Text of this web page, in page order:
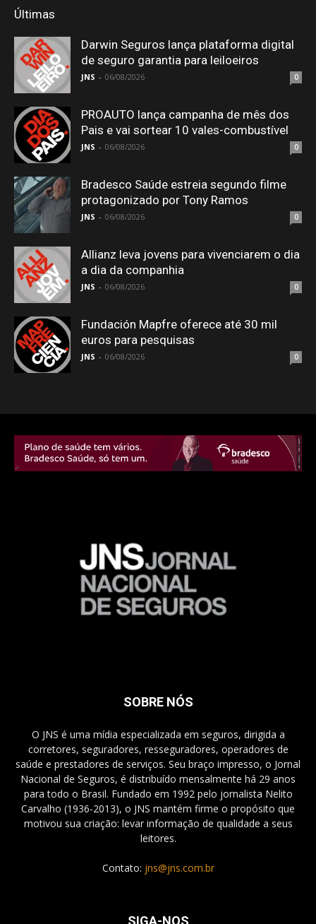
Últimas
Darwin Seguros lança plataforma digital
de seguro garantia para leiloeiros
JNS - 06/08/2026 0
PROAUTO lança campanha de mês dos
Pais e vai sortear 10 vales-combustível
JNS - 06/08/2026 0
Bradesco Saúde estreia segundo filme
protagonizado por Tony Ramos
JNS - 06/08/2026 0
Allianz leva jovens para vivenciarem o dia
a dia da companhia
JNS - 06/08/2026 0
Fundación Mapfre oferece até 30 mil
euros para pesquisas
JNS - 06/08/2026 0
SOBRE NÓS
O JNS é uma mídia especializada em seguros, dirigida a
corretores, seguradores, resseguradores, operadores de
saúde e prestadores de serviços. Seu braço impresso, o Jornal
Nacional de Seguros, é distribuído mensalmente há 29 anos
para todo o Brasil. Fundado em 1992 pelo jornalista Nelito
Carvalho (1936-2013), o JNS mantém firme o propósito que
motivou sua criação: levar informação de qualidade a seus
leitores.
Contato: jns@jns.com.br
SIGA-NOS